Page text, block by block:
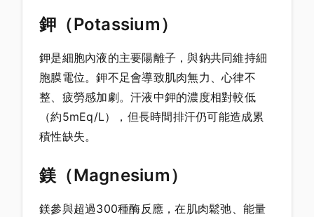
鉀（Potassium）
鉀是細胞內液的主要陽離子，與鈉共同維持細
胞膜電位。鉀不足會導致肌肉無力、心律不
整、疲勞感加劇。汗液中鉀的濃度相對較低
（約5mEq/L），但長時間排汗仍可能造成累
積性缺失。
鎂（Magnesium）
鎂參與超過300種酶反應，在肌肉鬆弛、能量